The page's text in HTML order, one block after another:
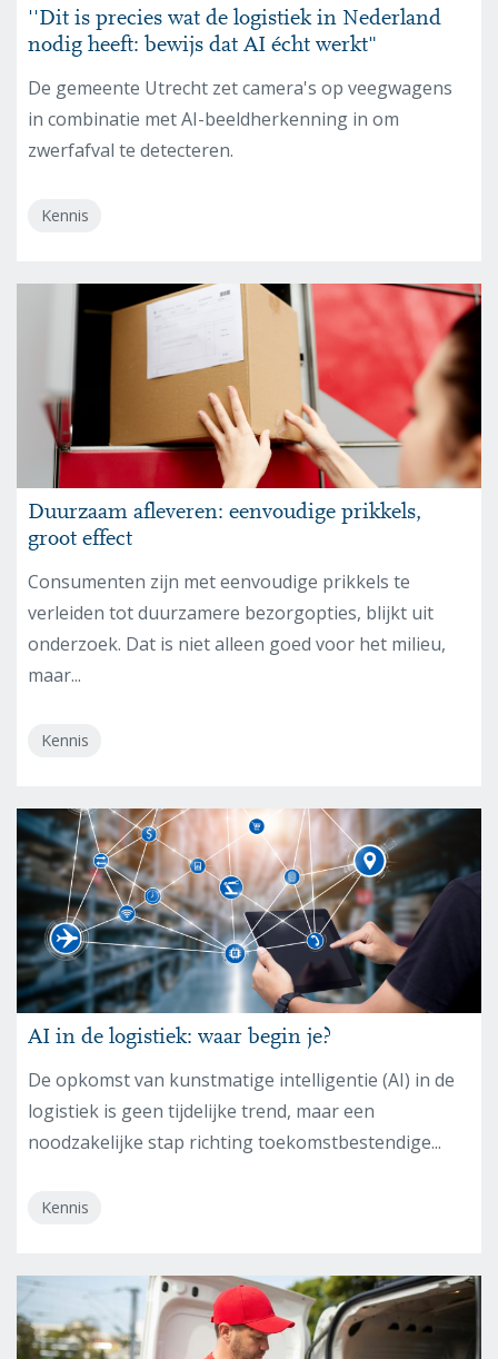
''Dit is precies wat de logistiek in Nederland
nodig heeft: bewijs dat AI écht werkt"
De gemeente Utrecht zet camera's op veegwagens
in combinatie met AI-beeldherkenning in om
zwerfafval te detecteren.
Kennis
Duurzaam afleveren: eenvoudige prikkels,
groot effect
Consumenten zijn met eenvoudige prikkels te
verleiden tot duurzamere bezorgopties, blijkt uit
onderzoek. Dat is niet alleen goed voor het milieu,
maar...
Kennis
AI in de logistiek: waar begin je?
De opkomst van kunstmatige intelligentie (AI) in de
logistiek is geen tijdelijke trend, maar een
noodzakelijke stap richting toekomstbestendige...
Kennis